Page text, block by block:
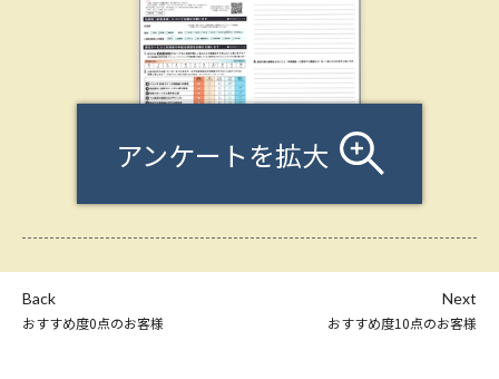
アンケートを拡大
Back
おすすめ度0点のお客様
Next
おすすめ度10点のお客様